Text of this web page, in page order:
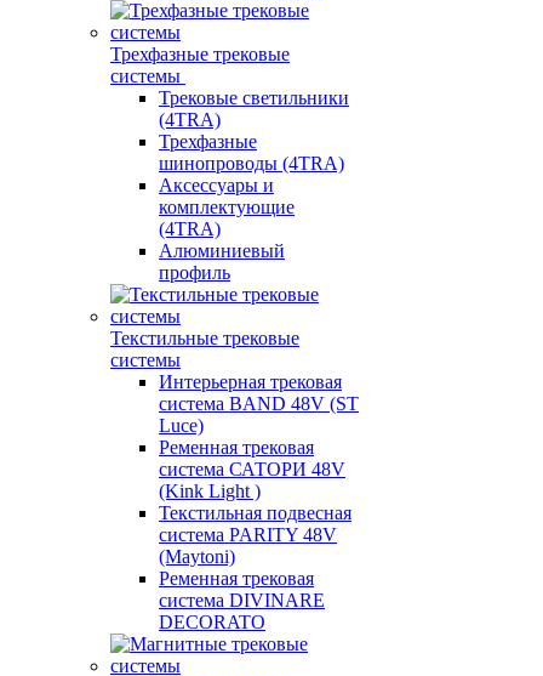
Трехфазные трековые
системы
Трековые светильники
(4TRA)
Трехфазные
шинопроводы (4TRA)
Аксессуары и
комплектующие
(4TRA)
Алюминиевый
профиль
Текстильные трековые
системы
Интерьерная трековая
система BAND 48V (ST
Luce)
Ременная трековая
система САТОРИ 48V
(Kink Light )
Текстильная подвесная
система PARITY 48V
(Maytoni)
Ременная трековая
система DIVINARE
DECORATO